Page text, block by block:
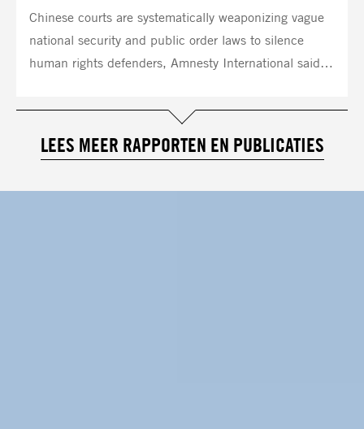
Chinese courts are systematically weaponizing vague
national security and public order laws to silence
human rights defenders, Amnesty International said…
LEES MEER RAPPORTEN EN PUBLICATIES